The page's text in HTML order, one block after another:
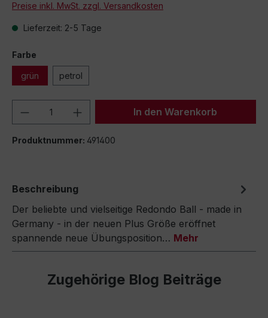
Preise inkl. MwSt. zzgl. Versandkosten
Lieferzeit: 2-5 Tage
Farbe
grün petrol
Produkt Anzahl: Gib denIn den Warenkorb
Produktnummer: 491400
Beschreibung
Der beliebte und vielseitige Redondo Ball - made in
Germany - in der neuen Plus Größe eröffnet
spannende neue Übungsposition… Mehr
Zugehörige Blog Beiträge